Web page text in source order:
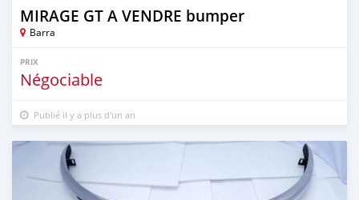
MIRAGE GT A VENDRE bumper
Barra
PRIX
Négociable
Publié il y a plus d'un an